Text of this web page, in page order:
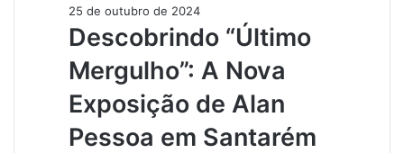
25 de outubro de 2024
Descobrindo “Último
Mergulho”: A Nova
Exposição de Alan
Pessoa em Santarém